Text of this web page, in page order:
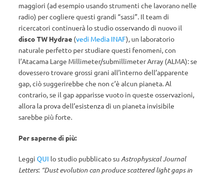
maggiori (ad esempio usando strumenti che lavorano nelle
radio) per cogliere questi grandi “sassi”. Il team di
ricercatori continuerà lo studio osservando di nuovo il
disco TW Hydrae (vedi Media INAF), un laboratorio
naturale perfetto per studiare questi fenomeni, con
l’Atacama Large Millimeter/submillimeter Array (ALMA): se
dovessero trovare grossi grani all’interno dell’apparente
gap, ciò suggerirebbe che non c’è alcun pianeta. Al
contrario, se il gap apparisse vuoto in queste osservazioni,
allora la prova dell’esistenza di un pianeta invisibile
sarebbe più forte.
Per saperne di più:
Leggi QUI lo studio pubblicato su Astrophysical Journal
Letters: “Dust evolution can produce scattered light gaps in